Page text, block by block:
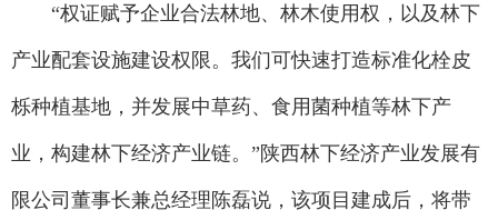
“权证赋予企业合法林地、林木使用权，以及林下
产业配套设施建设权限。我们可快速打造标准化栓皮
栎种植基地，并发展中草药、食用菌种植等林下产
业，构建林下经济产业链。”陕西林下经济产业发展有
限公司董事长兼总经理陈磊说，该项目建成后，将带